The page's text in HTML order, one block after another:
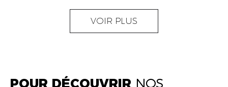
GHITA SFINY
ACCOUNTANT
OUMAIMA HABIBA
VOIR PLUS
POUR DÉCOUVRIR NOS